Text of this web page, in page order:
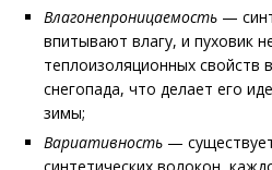
Влагонепроницаемость —
впитывают влагу, и пуховик
теплоизоляционных свойств
снегопада, что делает его
зимы;
Вариативность —